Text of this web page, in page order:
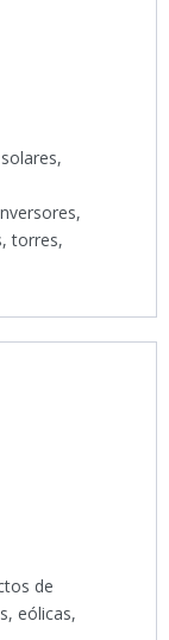
torres,
de
eólicas,